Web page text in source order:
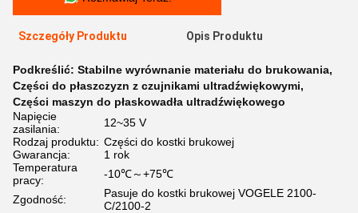
Szczegóły Produktu Opis Produktu
Podkreślić: Stabilne wyrównanie materiału do brukowania,
Części do płaszczyzn z czujnikami ultradźwiękowymi,
Części maszyn do płaskowadła ultradźwiękowego
Napięcie
zasilania:
12~35 V
Rodzaj produktu: Części do kostki brukowej
Gwarancja:
1 rok
Temperatura
pracy:
-10℃～+75℃
Zgodność:
Pasuje do kostki brukowej VOGELE 2100-
C/2100-2